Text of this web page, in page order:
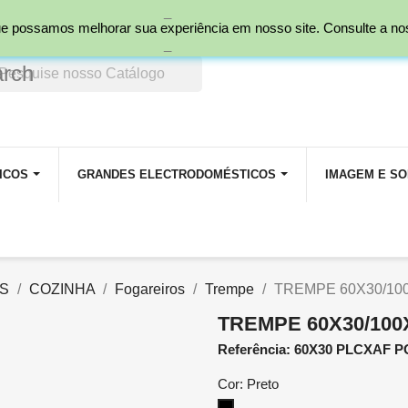
GRANDES ELECTRODOMÉSTICOS IMAGEM E
COZINHA Fogareiros Trempe TREMPE 60X30/
TREMPE 60X30/
Referência: 60X30 PLCXAF
Cor: Preto
possamos melhorar sua experiência em nosso site. Consulte a